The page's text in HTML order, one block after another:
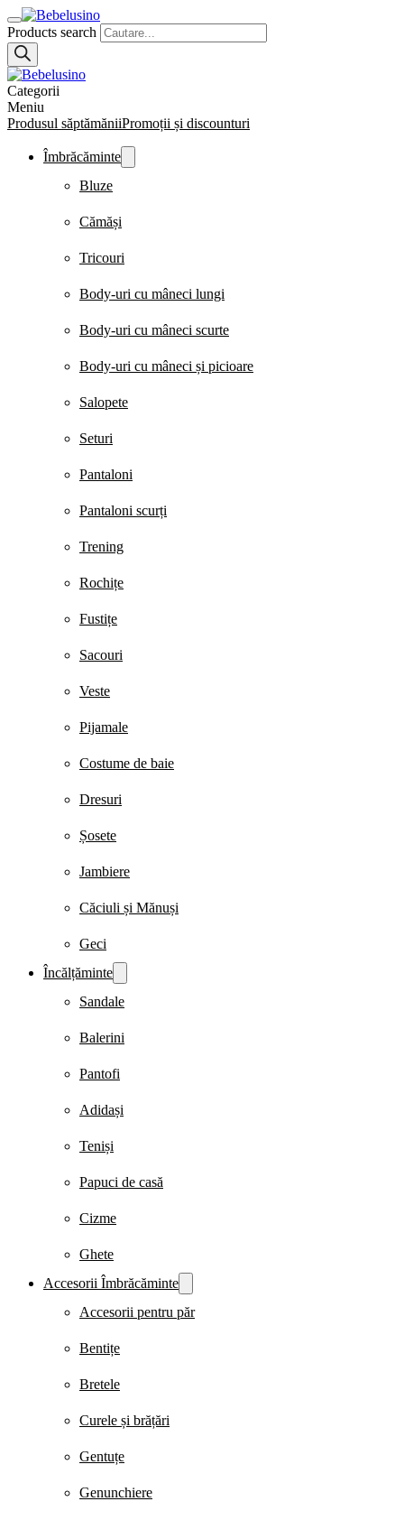
Products search
Categorii
Meniu
Produsul săptămăniiPromoții și discounturi
Îmbrăcăminte
Bluze
Cămăși
Tricouri
Body-uri cu mâneci lungi
Body-uri cu mâneci scurte
Body-uri cu mâneci și picioare
Salopete
Seturi
Pantaloni
Pantaloni scurți
Trening
Rochițe
Fustițe
Sacouri
Veste
Pijamale
Costume de baie
Dresuri
Șosete
Jambiere
Căciuli și Mănuși
Geci
Încălțăminte
Sandale
Balerini
Pantofi
Adidași
Teniși
Papuci de casă
Cizme
Ghete
Accesorii Îmbrăcăminte
Accesorii pentru păr
Bentițe
Bretele
Curele și brățări
Gentuțe
Genunchiere